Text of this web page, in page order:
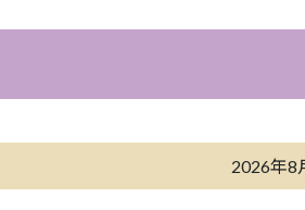
2026年8